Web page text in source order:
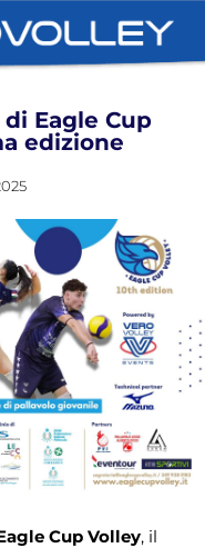
Eagle Cup
edizione
Cup Volley, il